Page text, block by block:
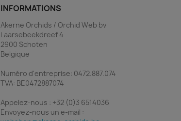
INFORMATIONS
Akerne Orchids / Orchid Web bv
Laarsebeekdreef 4
2900 Schoten
Belgique
Numéro d'entreprise: 0472.887.074
TVA: BE0472887074
Appelez-nous : +32 (0)3 6514036
Envoyez-nous un e-mail :